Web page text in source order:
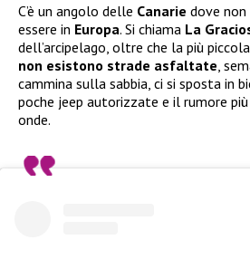
C’è un angolo delle Canarie dove non
essere in Europa. Si chiama La
dell’arcipelago, oltre che la più
non esistono strade asfaltate ,
cammina sulla sabbia, ci si sposta in
poche jeep autorizzate e il rumore
onde.